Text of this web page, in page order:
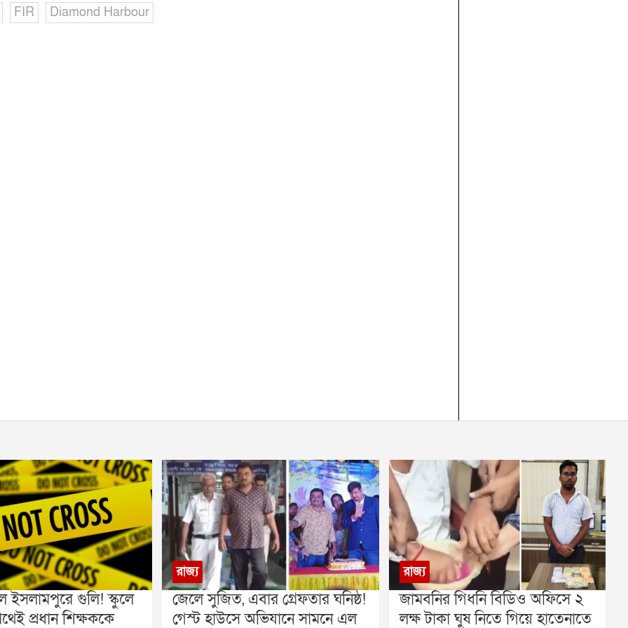
FIR Diamond Harbour
ইসলামপুরে গুলি! স্কুলে
প্রধান শিক্ষককে
রাজ্য
জেলে সুজিত, এবার গ্রেফতার ঘনিষ্ঠ!
গেস্ট হাউসে অভিযানে সামনে এল
রাজ্য
জামবনির গিধনি বিডিও অফিসে ২
লক্ষ টাকা ঘুষ নিতে গিয়ে হাতেনাতে